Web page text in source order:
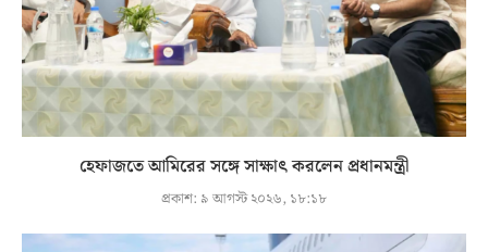
হেফাজতে আমিরের সঙ্গে সাক্ষাৎ করলেন প্রধানমন্ত্রী
প্রকাশ: ৯ আগস্ট ২০২৬, ১৮:১৮